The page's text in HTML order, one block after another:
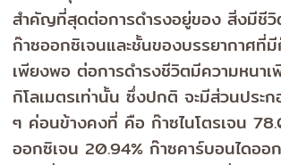
สำคัญที่สุดต่อการดำรงอยู่ของ สิ่งมีชีวิ
ก๊าซออกซิเจนและชั้นของบรรยากาศที่
เพียงพอ ต่อการดำรงชีวิตมีความหนา
กิโลเมตรเท่านั้น ซึ่งปกติ จะมีส่วนประ
ๆ ค่อนข้างคงที่ คือ ก๊าซไนโตรเจน
ออกซิเจน20.94%ก๊าซคาร์บอนไดออ